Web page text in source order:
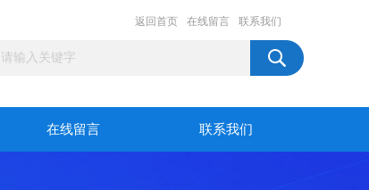
返回首页 在线留言 联系我们
在线留言 联系我们